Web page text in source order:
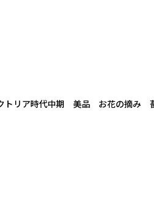
トリア時代中期 美品 お花の摘み